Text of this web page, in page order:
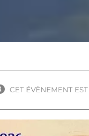
CET ÉVÈNEMENT EST